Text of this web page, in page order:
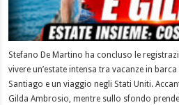
Stefano De Martino ha concluso le
vivere un’estate intensa tra vacanze in
Santiago e un viaggio negli Stati Uniti.
Gilda Ambrosio, mentre sullo sfondo